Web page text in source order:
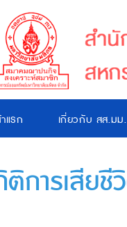
แรก เกี่ยวกับ สส.มม.
การเสียชี